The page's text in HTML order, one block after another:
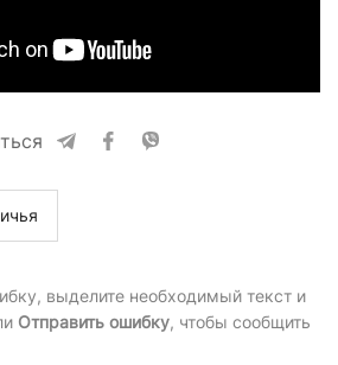
выделите необходимый текст и
Отправить ошибку, чтобы сообщить